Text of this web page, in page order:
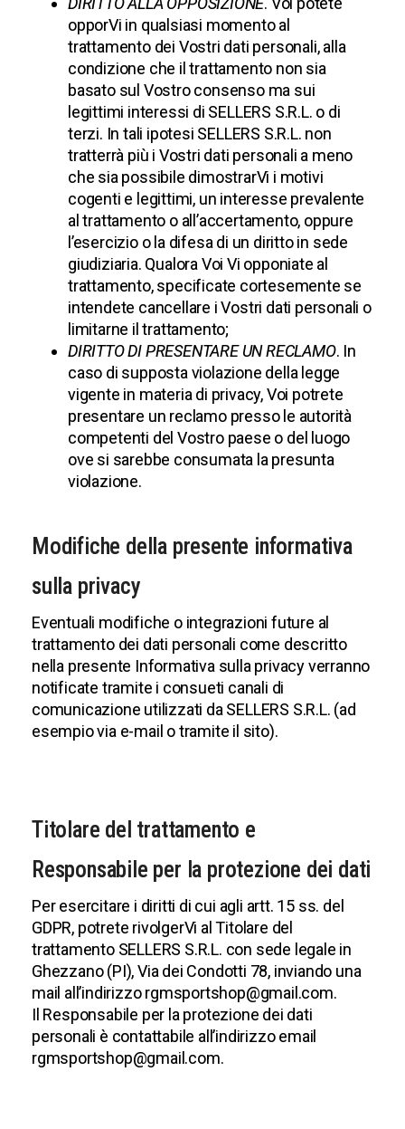
opporVi in qualsiasi momento al
trattamento dei Vostri dati personali, alla
condizione che il trattamento non sia
basato sul Vostro consenso ma sui
legittimi interessi di SELLERS S.R.L. o di
terzi. In tali ipotesi SELLERS S.R.L. non
tratterrà più i Vostri dati personali a meno
che sia possibile dimostrarVi i motivi
cogenti e legittimi, un interesse prevalente
al trattamento o all’accertamento, oppure
l’esercizio o la difesa di un diritto in sede
giudiziaria. Qualora Voi Vi opponiate al
trattamento, specificate cortesemente se
intendete cancellare i Vostri dati personali o
limitarne il trattamento;
DIRITTO DI PRESENTARE UN RECLAMO. In
caso di supposta violazione della legge
vigente in materia di privacy, Voi potrete
presentare un reclamo presso le autorità
competenti del Vostro paese o del luogo
ove si sarebbe consumata la presunta
violazione.
Modifiche della presente informativa
sulla privacy
Eventuali modifiche o integrazioni future al
trattamento dei dati personali come descritto
nella presente Informativa sulla privacy verranno
notificate tramite i consueti canali di
comunicazione utilizzati daSELLERS S.R.L. (ad
esempio via e-mail o tramite il sito).
Titolare del trattamento e
Responsabile per la protezione dei dati
Per esercitare i diritti di cui agli artt. 15 ss. del
GDPR, potrete rivolgerVi al Titolare del
trattamento SELLERS S.R.L. con sede legale in
Ghezzano (PI), Via dei Condotti 78, inviando una
mail all’indirizzo rgmsportshop@gmail.com.
Il Responsabile per la protezione dei dati
personali è contattabile all’indirizzo email
rgmsportshop@gmail.com.